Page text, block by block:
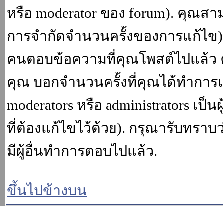
หรือ moderator ของ forum). คุณส
การจำกัดจำนวนครั้งของการแก้ไ
คนตอบข้อความที่คุณโพสต์ไปแล้ว
คุณ บอกจำนวนครั้งที่คุณได้ทำการ
moderators หรือ administrators เ
ที่ต้องแก้ไขไว้ด้วย). กรุณารับทรา
มีผู้อื่นทำการตอบไปแล้ว.
ขึ้นไปข้างบน